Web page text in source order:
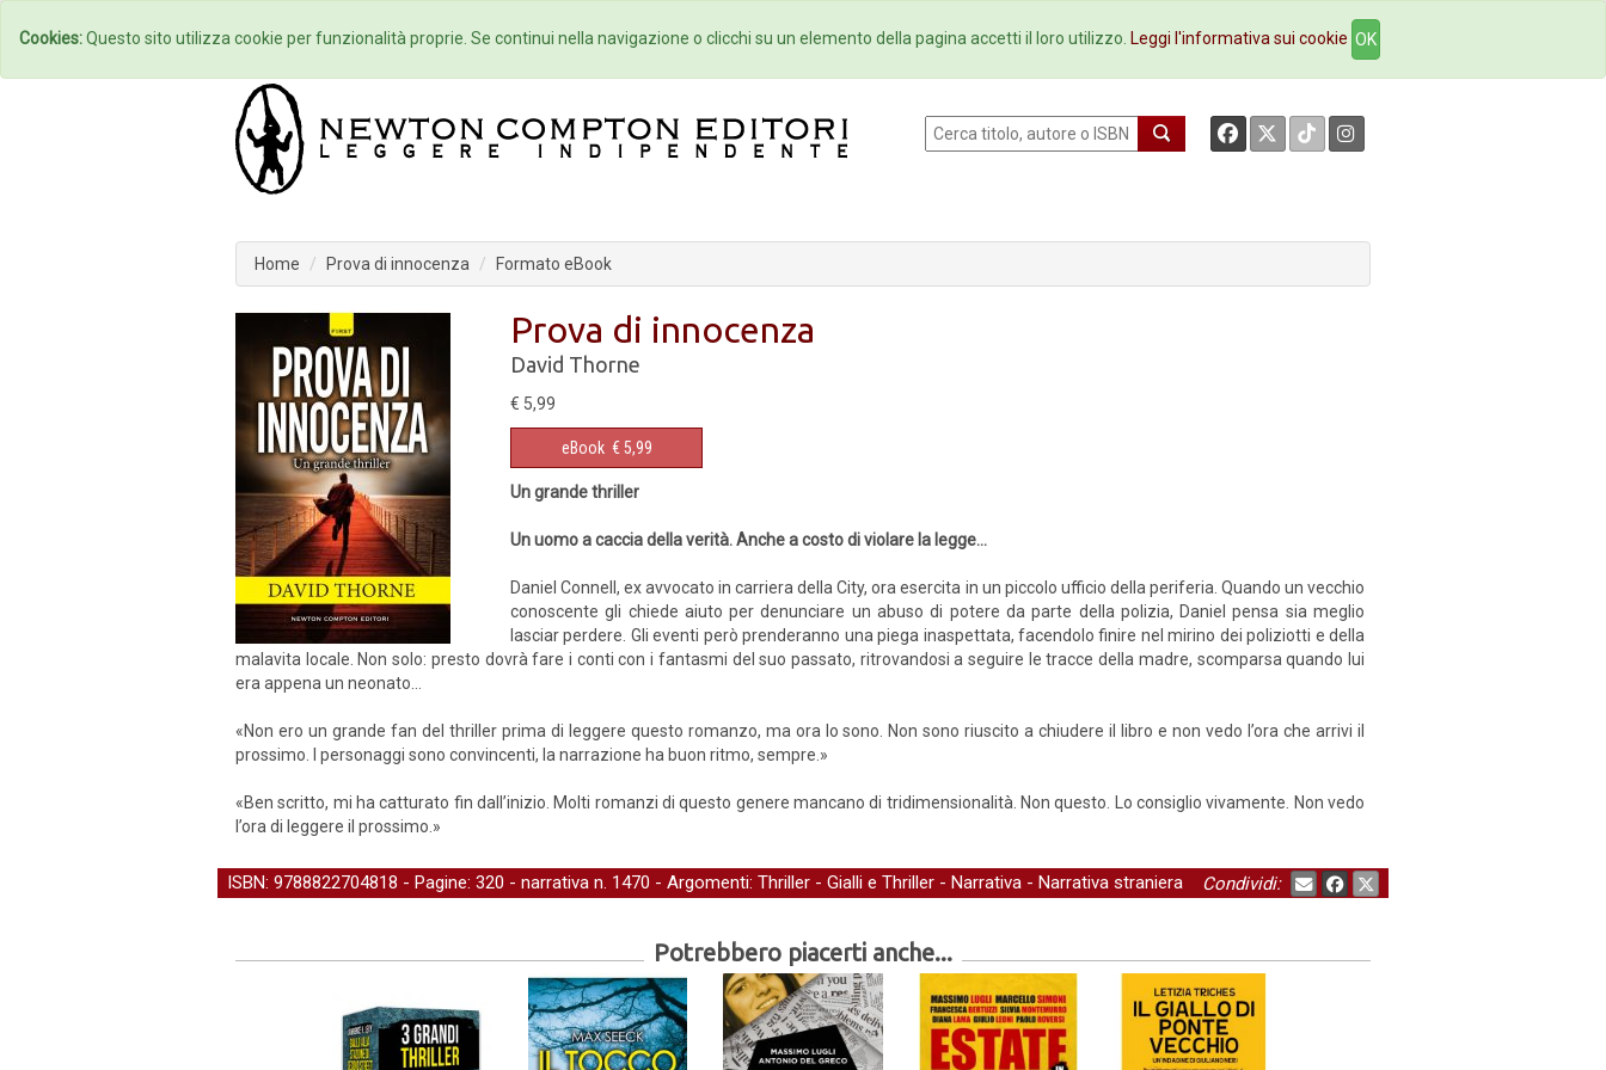
Home Autori Eventi Collane Newsletter Ebookstore Contatti
Home Prova di innocenza Formato eBook
Prova di innocenza
David Thorne
€ 5,99
eBook € 5,99
Un grande thriller
Un uomo a caccia della verità. Anche a costo di violare la legge...
Daniel Connell, ex avvocato in carriera della City, ora esercita in un piccolo ufficio della periferia. Quando un vecchio
conoscente gli chiede aiuto per denunciare un abuso di potere da parte della polizia, Daniel pensa sia meglio
lasciar perdere. Gli eventi però prenderanno una piega inaspettata, facendolo finire nel mirino dei poliziotti e della
malavita locale. Non solo: presto dovrà fare i conti con i fantasmi del suo passato, ritrovandosi a seguire le tracce della madre, scomparsa quando lui
era appena un neonato…
«Non ero un grande fan del thriller prima di leggere questo romanzo, ma ora lo sono. Non sono riuscito a chiudere il libro e non vedo l’ora che arrivi il
prossimo. I personaggi sono convincenti, la narrazione ha buon ritmo, sempre.»
«Ben scritto, mi ha catturato fin dall’inizio. Molti romanzi di questo genere mancano di tridimensionalità. Non questo. Lo consiglio vivamente. Non vedo
l’ora di leggere il prossimo.»
ISBN: 9788822704818 - Pagine: 320 - narrativa n. 1470 - Argomenti: Thriller - Gialli e Thriller - Narrativa - Narrativa straniera Condividi:
Potrebbero piacerti anche...
Cookies:Questo sito utilizza cookie per funzionalità proprie. Se continui nella navigazione o clicchi su un elemento della pagina accetti il loro utilizzo. Leggi l'informativa sui cookie OK